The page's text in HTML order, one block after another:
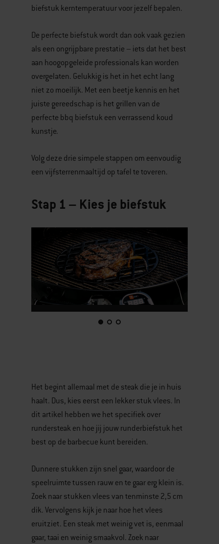
biefstuk kerntemperatuur voor jezelf bepalen.
De perfecte biefstuk wordt dan ook vaak gezien
als een ongrijpbare prestatie – iets dat het best
aan hoogopgeleide professionals kan worden
overgelaten. Gelukkig is het in het echt lang
niet zo moeilijk. Met een beetje kennis en het
juiste gereedschap is het grillen van de
perfecte bbq biefstuk een verrassend koud
kunstje.
Volg deze drie simpele stappen om eenvoudig
een vijfsterrenmaaltijd op tafel te toveren.
Stap 1 – Kies je biefstuk
various
images
or
videos.
Use
and
Previous
buttons
to
navigate.
Het begint allemaal met de steak die je in huis
haalt. Dus, kies eerst een lekker stuk vlees. In
dit artikel hebben we het specifiek over
rundersteak en hoe jij jouw runderbiefstuk het
best op de barbecue kunt bereiden.
Dunnere stukken zijn snel gaar, waardoor de
speelruimte tussen rauw en te gaar erg klein is.
Zoek naar stukken vlees van tenminste 2,5 cm
dik. Vervolgens kijk je naar hoe het vlees
eruitziet. Een steak met weinig vet is, eenmaal
gaar, taai en weinig smaakvol. Zoek naar